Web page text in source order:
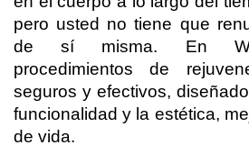
pero usted no tiene que
de sí misma. En
procedimientos de
seguros y efectivos,
funcionalidad y la estética,
de vida.